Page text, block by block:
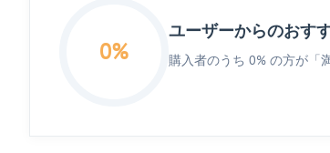
0%
ユーザーからのおす
購入者のうち 0% の方が「